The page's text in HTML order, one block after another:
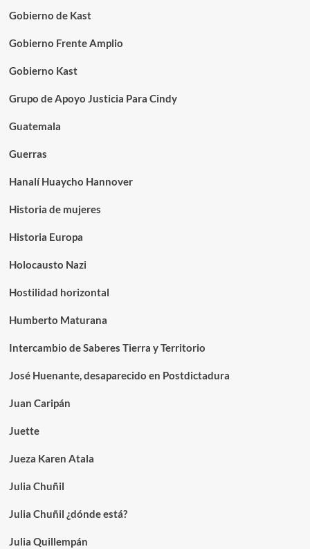
Gobierno de Kast
Gobierno Frente Amplio
Gobierno Kast
Grupo de Apoyo Justicia Para Cindy
Guatemala
Guerras
Hanalí Huaycho Hannover
Historia de mujeres
Historia Europa
Holocausto Nazi
Hostilidad horizontal
Humberto Maturana
Intercambio de Saberes Tierra y Territorio
José Huenante, desaparecido en Postdictadura
Juan Caripán
Juette
Jueza Karen Atala
Julia Chuñil
Julia Chuñil ¿dónde está?
Julia Quillempán